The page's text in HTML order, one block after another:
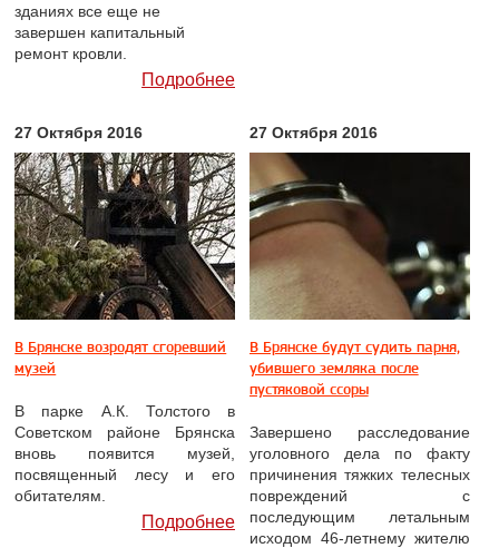
зданиях все еще не
завершен капитальный
ремонт кровли.
Подробнее
27 Октября 2016
В Брянске возродят сгоревший
музей
В парке А.К. Толстого в
Советском районе Брянска
вновь появится музей,
посвященный лесу и его
обитателям.
Подробнее
27 Октября 2016
В Брянске будут судить парня,
убившего земляка после
пустяковой ссоры
Завершено расследование
уголовного дела по факту
причинения тяжких телесных
повреждений с
последующим летальным
исходом 46-летнему жителю